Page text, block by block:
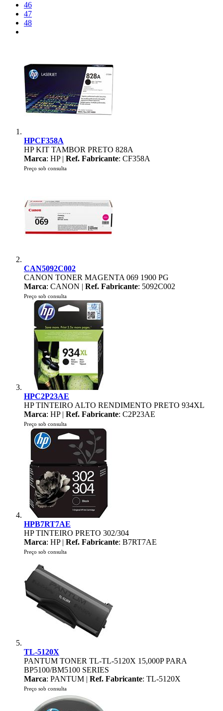
46
47
48
HPCF358A
HP KIT TAMBOR PRETO 828A
Marca: HP | Ref. Fabricante: CF358A
Preço sob consulta
CAN5092C002
CANON TONER MAGENTA 069 1900 PG
Marca: CANON | Ref. Fabricante: 5092C002
Preço sob consulta
HPC2P23AE
HP TINTEIRO ALTO RENDIMENTO PRETO 934XL
Marca: HP | Ref. Fabricante: C2P23AE
Preço sob consulta
HPB7RT7AE
HP TINTEIRO PRETO 302/304
Marca: HP | Ref. Fabricante: B7RT7AE
Preço sob consulta
TL-5120X
PANTUM TONER TL-TL-5120X 15,000P PARA
BP5100/BM5100 SERIES
Marca: PANTUM | Ref. Fabricante: TL-5120X
Preço sob consulta